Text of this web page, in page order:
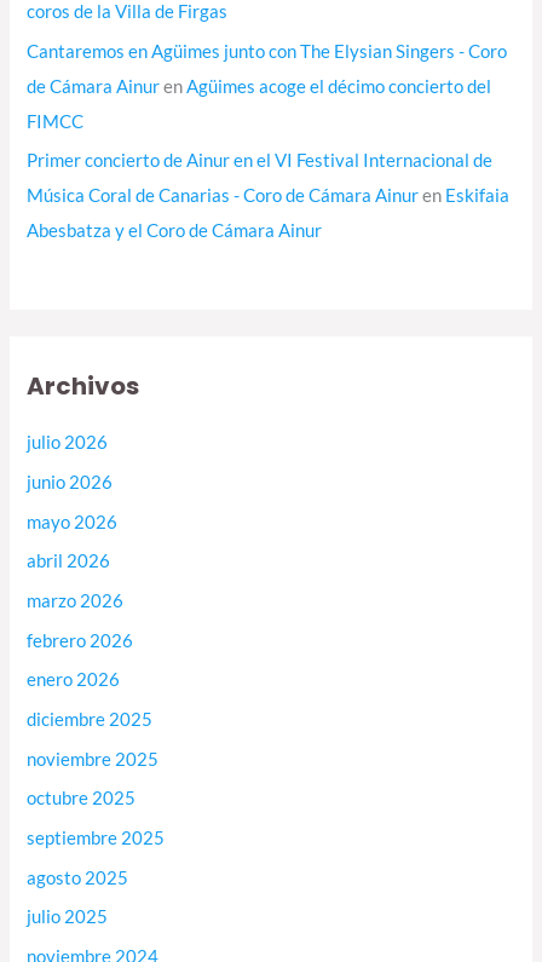
coros de la Villa de Firgas
Cantaremos en Agüimes junto con The Elysian Singers - Coro
de Cámara AinurenAgüimes acoge el décimo concierto del
FIMCC
Primer concierto de Ainur en el VI Festival Internacional de
Música Coral de Canarias - Coro de Cámara Ainuren Eskifaia
Abesbatza y el Coro de Cámara Ainur
Archivos
julio 2026
junio 2026
mayo 2026
abril 2026
marzo 2026
febrero 2026
enero 2026
diciembre 2025
noviembre 2025
octubre 2025
septiembre 2025
agosto 2025
julio 2025
noviembre 2024